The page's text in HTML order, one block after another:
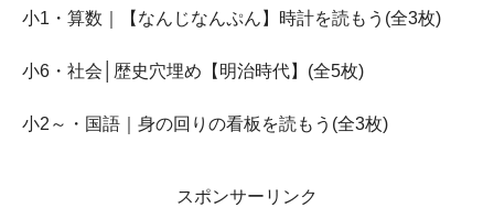
小1・算数｜【なんじなんぷん】時計を読もう(全3枚)
小6・社会│歴史穴埋め【明治時代】(全5枚)
小2～・国語｜身の回りの看板を読もう(全3枚)
スポンサーリンク